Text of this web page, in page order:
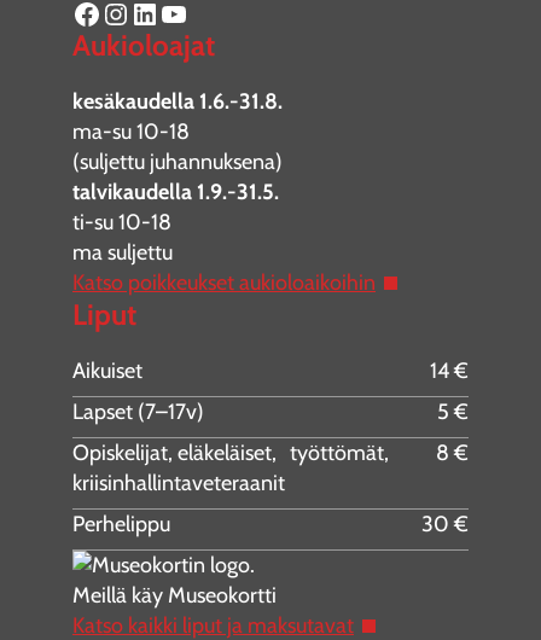
Facebook Instagram LinkedIn YouTube
Aukioloajat
kesäkaudella 1.6.-31.8.
ma-su 10-18
(suljettu juhannuksena)
talvikaudella 1.9.-31.5.
ti-su 10-18
ma suljettu
Katso poikkeukset aukioloaikoihin
Liput
Aikuiset
14 €
Lapset (7–17v)
5 €
Opiskelijat, eläkeläiset, työttömät,
kriisinhallintaveteraanit
8 €
Perhelippu 30 €
Meillä käy Museokortti
Katso kaikki liput ja maksutavat